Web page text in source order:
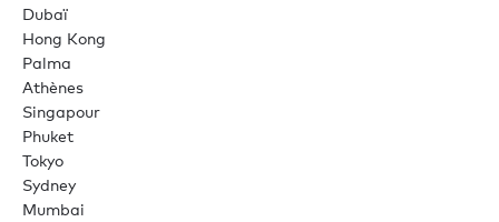
Dubaï
Hong Kong
Palma
Athènes
Singapour
Phuket
Tokyo
Sydney
Mumbai